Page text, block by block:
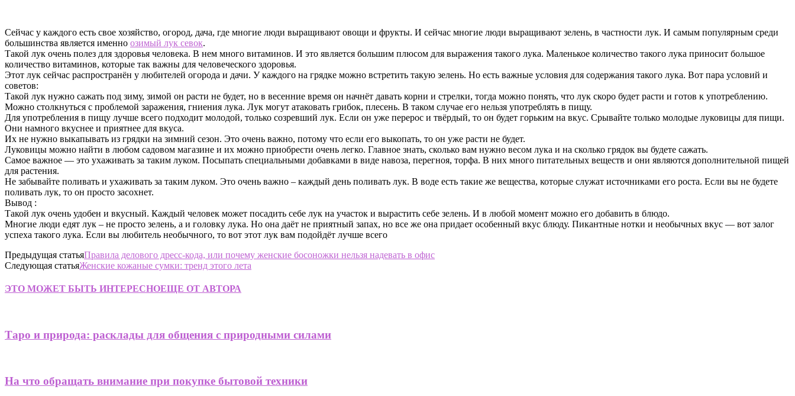
Сейчас у каждого есть свое хозяйство, огород, дача, где многие люди выращивают овощи и фрукты. И сейчас многие люди выращивают зелень, в частности лук. И самым популярным среди
большинства является именно озимый лук севок.
Такой лук очень полез для здоровья человека. В нем много витаминов. И это является большим плюсом для выражения такого лука. Маленькое количество такого лука приносит большое
количество витаминов, которые так важны для человеческого здоровья.
Этот лук сейчас распространён у любителей огорода и дачи. У каждого на грядке можно встретить такую зелень. Но есть важные условия для содержания такого лука. Вот пара условий и
советов:
Такой лук нужно сажать под зиму, зимой он расти не будет, но в весенние время он начнёт давать корни и стрелки, тогда можно понять, что лук скоро будет расти и готов к употреблению.
Можно столкнуться с проблемой заражения, гниения лука. Лук могут атаковать грибок, плесень. В таком случае его нельзя употреблять в пищу.
Для употребления в пищу лучше всего подходит молодой, только созревший лук. Если он уже перерос и твёрдый, то он будет горьким на вкус. Срывайте только молодые луковицы для пищи.
Они намного вкуснее и приятнее для вкуса.
Их не нужно выкапывать из грядки на зимний сезон. Это очень важно, потому что если его выкопать, то он уже расти не будет.
Луковицы можно найти в любом садовом магазине и их можно приобрести очень легко. Главное знать, сколько вам нужно весом лука и на сколько грядок вы будете сажать.
Самое важное — это ухаживать за таким луком. Посыпать специальными добавками в виде навоза, перегноя, торфа. В них много питательных веществ и они являются дополнительной пищей
для растения.
Не забывайте поливать и ухаживать за таким луком. Это очень важно – каждый день поливать лук. В воде есть такие же вещества, которые служат источниками его роста. Если вы не будете
поливать лук, то он просто засохнет.
Вывод :
Такой лук очень удобен и вкусный. Каждый человек может посадить себе лук на участок и вырастить себе зелень. И в любой момент можно его добавить в блюдо.
Многие люди едят лук – не просто зелень, а и головку лука. Но она даёт не приятный запах, но все же она придает особенный вкус блюду. Пикантные нотки и необычных вкус — вот залог
успеха такого лука. Если вы любитель необычного, то вот этот лук вам подойдёт лучше всего
Предыдущая статьяПравила делового дресс-кода, или почему женские босоножки нельзя надевать в офис
Следующая статьяЖенские кожаные сумки: тренд этого лета
ЭТО МОЖЕТ БЫТЬ ИНТЕРЕСНОЕЩЕ ОТ АВТОРА
Таро и природа: расклады для общения с природными силами
На что обращать внимание при покупке бытовой техники